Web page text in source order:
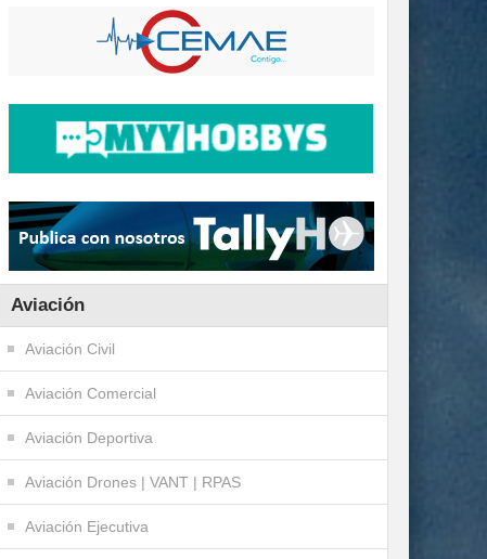
Aviación
Aviación Civil
Aviación Comercial
Aviación Deportiva
Aviación Drones | VANT | RPAS
Aviación Ejecutiva